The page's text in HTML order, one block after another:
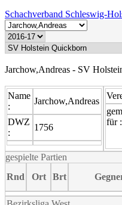
Schachverband Schleswig-
Jarchow,Andreas - SV
Name
:
Jarchow,Andreas
DWZ
:
1756
für :
gespielte Partien
Rnd
Ort Brt